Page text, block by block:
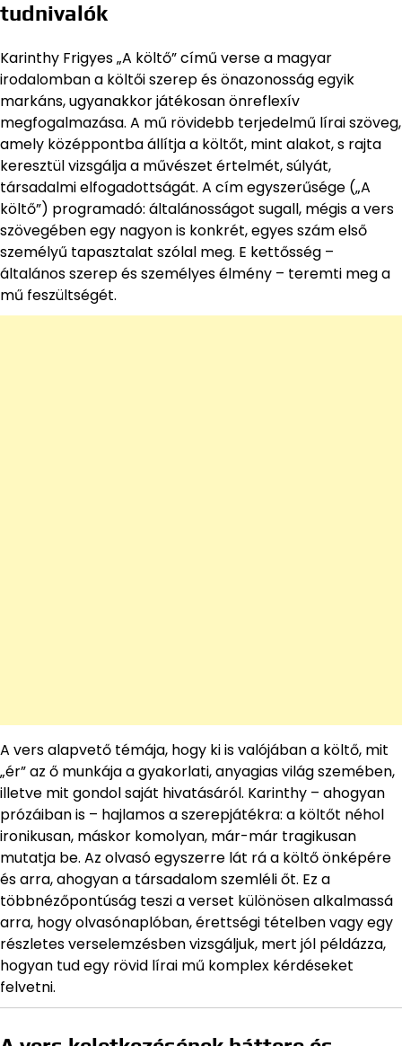
tudnivalók
Karinthy Frigyes „A költő” című verse a magyar
irodalomban a költői szerep és önazonosság egyik
markáns, ugyanakkor játékosan önreflexív
megfogalmazása. A mű rövidebb terjedelmű lírai szöveg,
amely középpontba állítja a költőt, mint alakot, s rajta
keresztül vizsgálja a művészet értelmét, súlyát,
társadalmi elfogadottságát. A cím egyszerűsége („A
költő”) programadó: általánosságot sugall, mégis a vers
szövegében egy nagyon is konkrét, egyes szám első
személyű tapasztalat szólal meg. E kettősség –
általános szerep és személyes élmény – teremti meg a
mű feszültségét.
A vers alapvető témája, hogy ki is valójában a költő, mit
„ér” az ő munkája a gyakorlati, anyagias világ szemében,
illetve mit gondol saját hivatásáról. Karinthy – ahogyan
prózáiban is – hajlamos a szerepjátékra: a költőt néhol
ironikusan, máskor komolyan, már-már tragikusan
mutatja be. Az olvasó egyszerre lát rá a költő önképére
és arra, ahogyan a társadalom szemléli őt. Ez a
többnézőpontúság teszi a verset különösen alkalmassá
arra, hogy olvasónaplóban, érettségi tételben vagy egy
részletes verselemzésben vizsgáljuk, mert jól példázza,
hogyan tud egy rövid lírai mű komplex kérdéseket
felvetni.